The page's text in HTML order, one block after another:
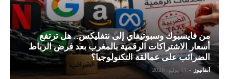
من فايسبوك وسبوتيفاي إلى نتفليكس.. هل ترتفع
أسعار الاشتراكات الرقمية بالمغرب بعد فرض الرباط
الضرائب على عمالقة التكنولوجيا؟
آنفانيوز - 11 يوليو، 2026